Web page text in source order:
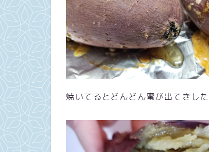
焼いてるとどんどん蜜が出てきした